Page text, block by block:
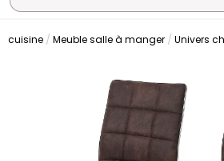
cuisine Meuble salle à manger Univers